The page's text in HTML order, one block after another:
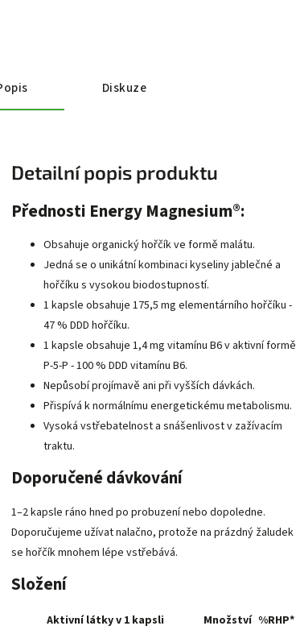
Diskuze
Detailní popis produktu
Přednosti Energy Magnesium®:
Obsahuje organický hořčík ve formě malátu.
Jedná se o unikátní kombinaci kyseliny jablečné a
hořčíku s vysokou biodostupností.
1 kapsle obsahuje 175,5 mg elementárního hořčíku -
47 % DDD hořčíku.
1 kapsle obsahuje 1,4 mg vitamínu B6 v aktivní formě
P-5-P - 100 % DDD vitamínu B6.
Nepůsobí projímavě ani při vyšších dávkách.
Přispívá k normálnímu energetickému metabolismu.
Vysoká vstřebatelnost a snášenlivost v zažívacím
traktu.
Doporučené dávkování
1–2 kapsle ráno hned po probuzení nebo dopoledne.
Doporučujeme užívat nalačno, protože na prázdný žaludek
se hořčík mnohem lépe vstřebává.
Složení
Aktivní látky v 1 kapsli Množství %RHP*